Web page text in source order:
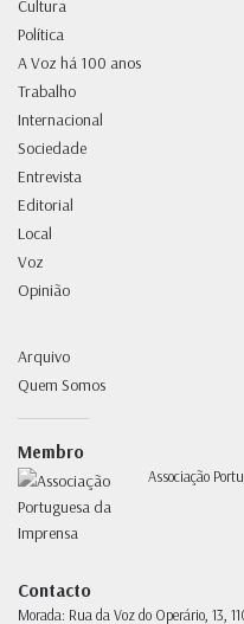
Cultura
Política
A Voz há 100 anos
Trabalho
Internacional
Sociedade
Entrevista
Editorial
Local
Voz
Opinião
Arquivo
Quem Somos
Membro
Associação
Contacto
Morada: Rua da Voz do Operário, 13,